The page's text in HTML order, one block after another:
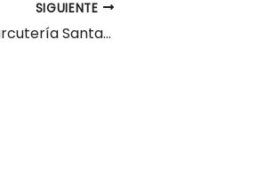
SIGUIENTE
Ayudante de Charcutería Santander